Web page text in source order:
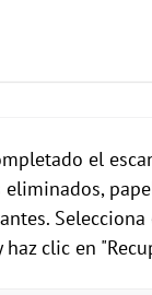
el
clic en